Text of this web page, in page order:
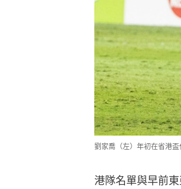
劉家喬（左）年初在省港
港隊名單與早前